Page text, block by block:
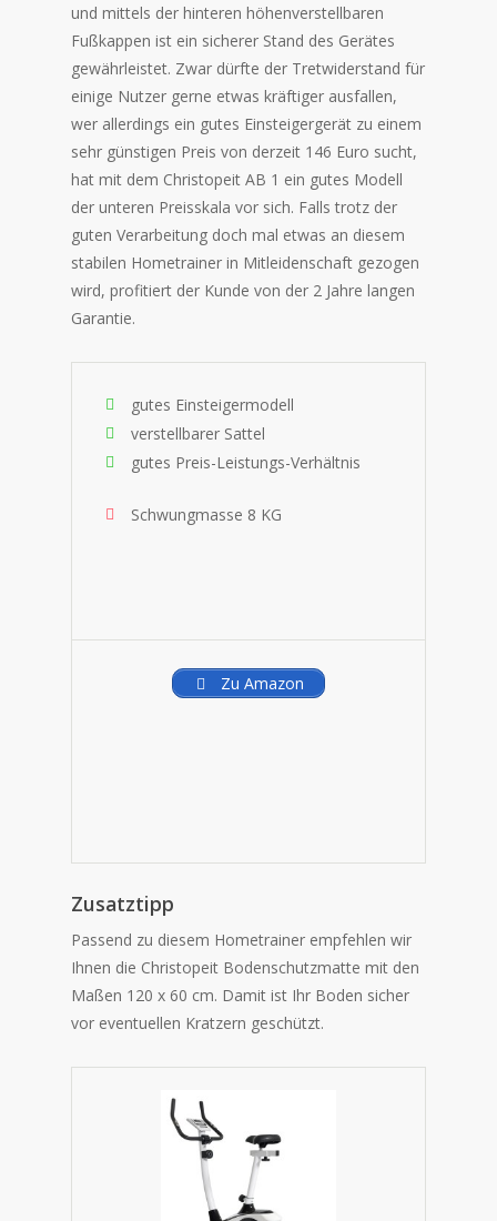
und mittels der hinteren höhenverstellbaren
Fußkappen ist ein sicherer Stand des Gerätes
gewährleistet. Zwar dürfte der Tretwiderstand für
einige Nutzer gerne etwas kräftiger ausfallen,
wer allerdings ein gutes Einsteigergerät zu einem
sehr günstigen Preis von derzeit 146 Euro sucht,
hat mit dem Christopeit AB 1 ein gutes Modell
der unteren Preisskala vor sich. Falls trotz der
guten Verarbeitung doch mal etwas an diesem
stabilen Hometrainer in Mitleidenschaft gezogen
wird, profitiert der Kunde von der 2 Jahre langen
Garantie.
gutes Einsteigermodell
verstellbarer Sattel
gutes Preis-Leistungs-Verhältnis
Schwungmasse 8 KG
Zu Amazon
Zusatztipp
Passend zu diesem Hometrainer empfehlen wir
Ihnen die Christopeit Bodenschutzmatte mit den
Maßen 120 x 60 cm. Damit ist Ihr Boden sicher
vor eventuellen Kratzern geschützt.